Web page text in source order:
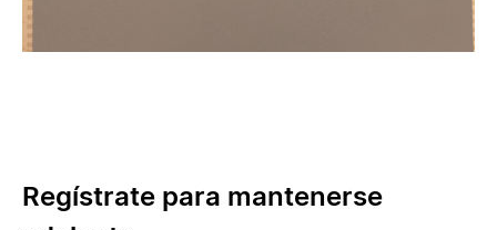
Regístrate para mantenerse